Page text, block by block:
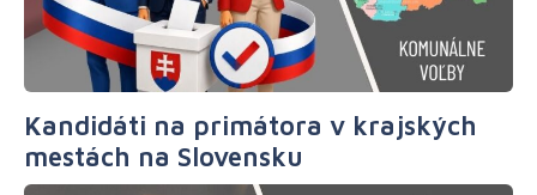
Kandidáti na primátora v krajských
mestách na Slovensku